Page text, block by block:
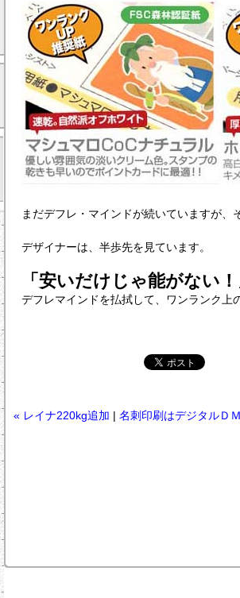
まだデフレ・マインドが続いていますが
デザイナーは、半歩先を見ています。
「安いだけじゃ能がない
デフレマインドを払拭して、ワンランク上
« レイナ220kg追加 | 名刺印刷はデジタルＤ